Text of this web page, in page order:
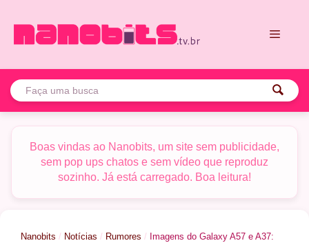
para
Boas vindas ao Nanobits, um site sem publicidade,
sem pop ups chatos e sem vídeo que reproduz
sozinho. Já está carregado. Boa leitura!
Nanobits / Notícias / Rumores / Imagens do Galaxy A57 e A37: